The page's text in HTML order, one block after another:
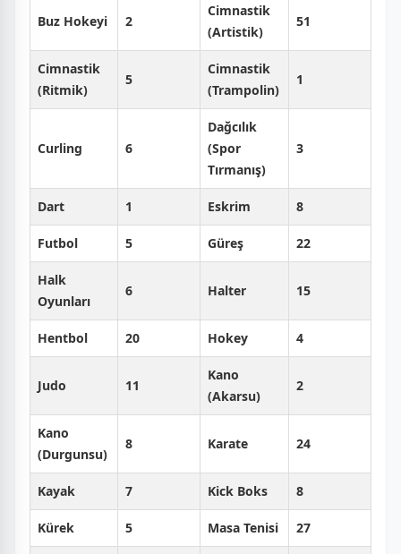
Buz Hokeyi 2
Cimnastik
(Artistik)
51
Cimnastik
(Ritmik)
5
Cimnastik
(Trampolin)
1
Curling 6
Dağcılık
(Spor
Tırmanış)
3
Dart 1 Eskrim 8
Futbol 5 Güreş 22
Halk
Oyunları
6 Halter 15
Hentbol 20 Hokey 4
Judo 11
Kano
(Akarsu)
2
Kano
(Durgunsu)
8 Karate 24
Kayak 7 Kick Boks 8
Kürek 5 Masa Tenisi 27